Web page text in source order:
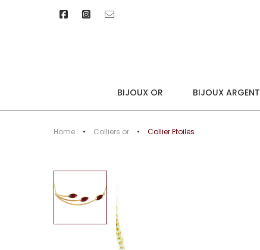
BIJOUX OR BIJOUX ARGENT
Home Colliers or Collier Etoiles